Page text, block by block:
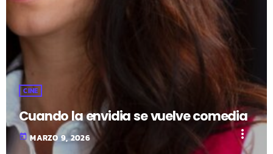
CINE
Cuando la envidia se vuelve comedia
today MARZO 9, 2026 more_vert